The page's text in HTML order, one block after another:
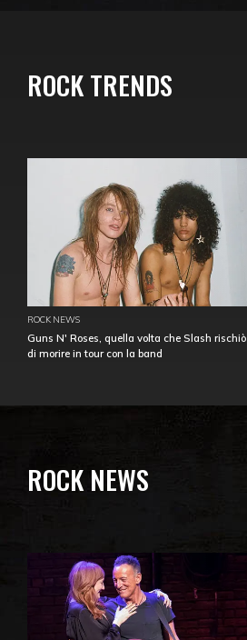
ROCK TRENDS
ROCK NEWS
Guns N' Roses, quella volta che Slash rischiò
di morire in tour con la band
ROCK NEWS